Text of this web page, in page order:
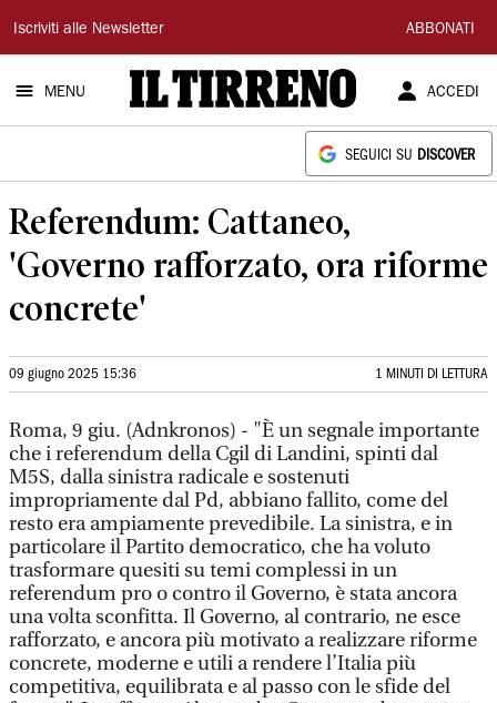
Il
Tirreno
Iscriviti alle Newsletter ABBONATI
MENU ACCEDI
SEGUICI SU DISCOVER
Referendum: Cattaneo,
'Governo rafforzato, ora riforme
concrete'
09 giugno 2025 15:36 1 MINUTI DI LETTURA
Roma, 9 giu. (Adnkronos) - "È un segnale importante
che i referendum della Cgil di Landini, spinti dal
M5S, dalla sinistra radicale e sostenuti
impropriamente dal Pd, abbiano fallito, come del
resto era ampiamente prevedibile. La sinistra, e in
particolare il Partito democratico, che ha voluto
trasformare quesiti su temi complessi in un
referendum pro o contro il Governo, è stata ancora
una volta sconfitta. Il Governo, al contrario, ne esce
rafforzato, e ancora più motivato a realizzare riforme
concrete, moderne e utili a rendere l’Italia più
competitiva, equilibrata e al passo con le sfide del